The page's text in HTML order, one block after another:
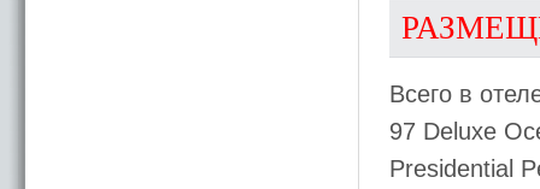
Всего в
97 Deluxe
Presidential